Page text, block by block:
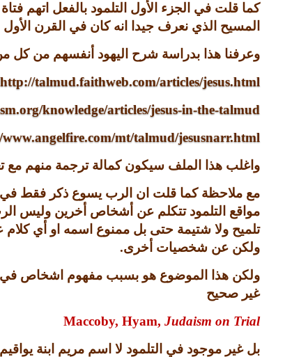
كما قلت في الجزء الأول التلمود بالفعل اتهم فتاة
المسيح الذي نعرف جيدا انه كان في القرن
وعرفنا هذا بدراسة شرح اليهود أنفسهم من كل من
http://talmud.faithweb.com/articles/jesus.html
knowledge/articles/jesus-in-the-talmud/
mt/talmud/jesusnarr.html
واغلب هذا الملف سيكون كمالة ترجمة منهم
مع ملاحظة كما قلت ان الرب يسوع ذكر فقط في
مواقع التلمود تتكلم عن أشخاص أخرين وليس
تلميح ولا شتيمة حتى بل ممنوع اسمه او أي
ولكن عن شخصيات أخرى.
ولكن هذا الموضوع هو بسبب مفهوم اشخاص في
غير صحيح
Maccoby, Hyam, Judaism on Trial
بل غير موجود في التلمود لا اسم مريم ابنة